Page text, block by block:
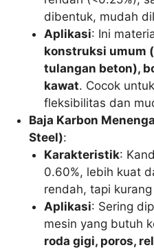
dibentuk, mudah
Aplikasi: Ini
konstruksi umum
tulangan beton),
kawat. Cocok
fleksibilitas dan
Baja Karbon
Steel):
Karakteristik:
0.60%, lebih kuat
rendah, tapi
Aplikasi: Sering
mesin yang butuh
roda gigi, poros,